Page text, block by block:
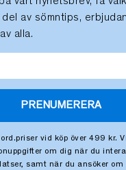
av sömntips,
alla.
PRENUMERERA
vid köp över 499 kr.
om dig när du
samt när du ansöker